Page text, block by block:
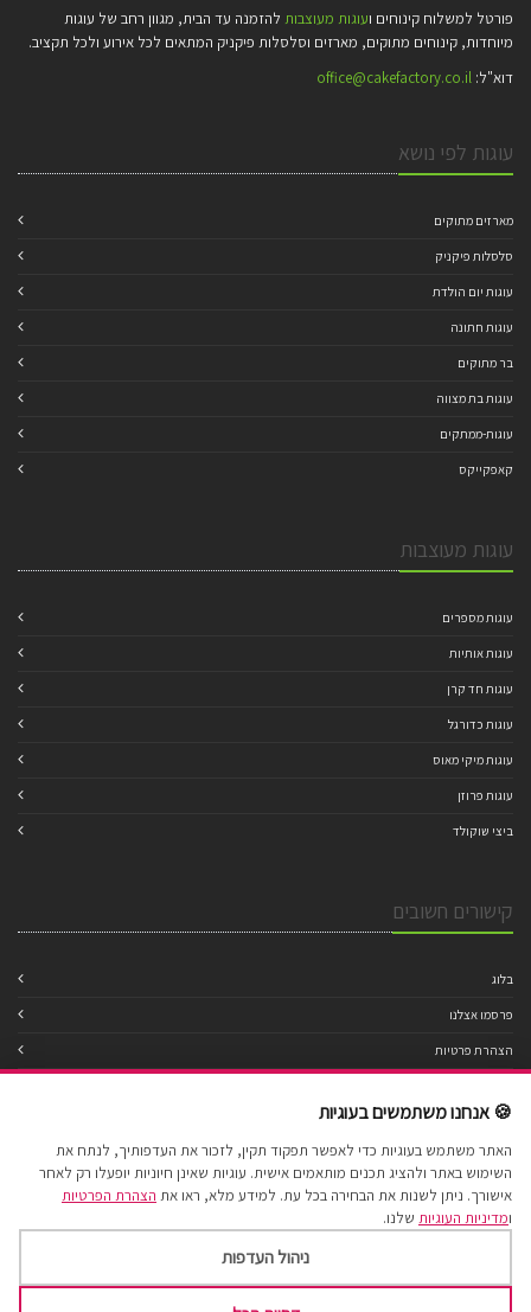
פורטל למשלוח קינוחים ועוגות מעוצבות להזמנה עד הבית, מגוון רחב של עוגות
מיוחדות, קינוחים מתוקים, מארזים וסלסלות פיקניק המתאים לכל אירוע ולכל תקציב.
דוא"ל: office@cakefactory.co.il
עוגות לפי נושא
מארזים מתוקים
סלסלות פיקניק
עוגות יום הולדת
עוגות חתונה
בר מתוקים
עוגות בת מצווה
עוגות-ממתקים
קאפקייקס
עוגות מעוצבות
עוגות מספרים
עוגות אותיות
עוגות חד קרן
עוגות כדורגל
עוגות מיקי מאוס
עוגות פרוזן
ביצי שוקולד
קישורים חשובים
בלוג
פרסמו אצלנו
הצהרת פרטיות
תנאי שימוש
הצהרת נגישות
מפת אתר
🍪 אנחנו משתמשים בעוגיות
האתר משתמש בעוגיות כדי לאפשר תפקוד תקין, לזכור את העדפותיך, לנתח את
השימוש באתר ולהציג תכנים מותאמים אישית. עוגיות שאינן חיוניות יופעלו רק לאחר
אישורך. ניתן לשנות את הבחירה בכל עת. למידע מלא, ראו את הצהרת הפרטיות
ומדיניות העוגיות שלנו.
ניהול העדפות